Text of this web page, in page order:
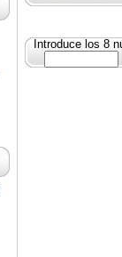
Introduce los 8